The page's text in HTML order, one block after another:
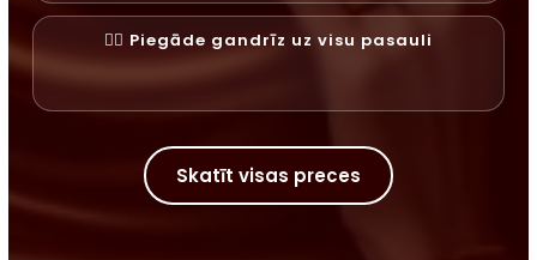
✓⃝ Piegāde gandrīz uz visu pasauli
Skatīt visas preces